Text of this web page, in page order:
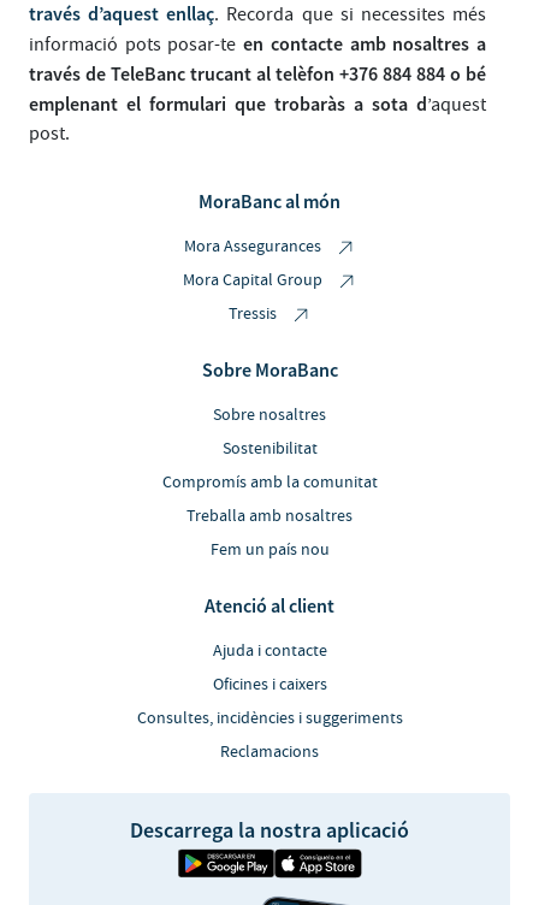
través d’aquest enllaç. Recorda que si necessites més
informació pots posar-teen contacte amb nosaltres a
través de TeleBanc trucant al telèfon +376 884 884 o bé
emplenant el formulari que trobaràs a sota d’aquest
post.
MoraBanc al món
Mora Assegurances
Mora Capital Group
Tressis
Sobre MoraBanc
Sobre nosaltres
Sostenibilitat
Compromís amb la comunitat
Treballa amb nosaltres
Fem un país nou
Atenció al client
Ajuda i contacte
Oficines i caixers
Consultes, incidències i suggeriments
Reclamacions
Descarrega la nostra aplicació